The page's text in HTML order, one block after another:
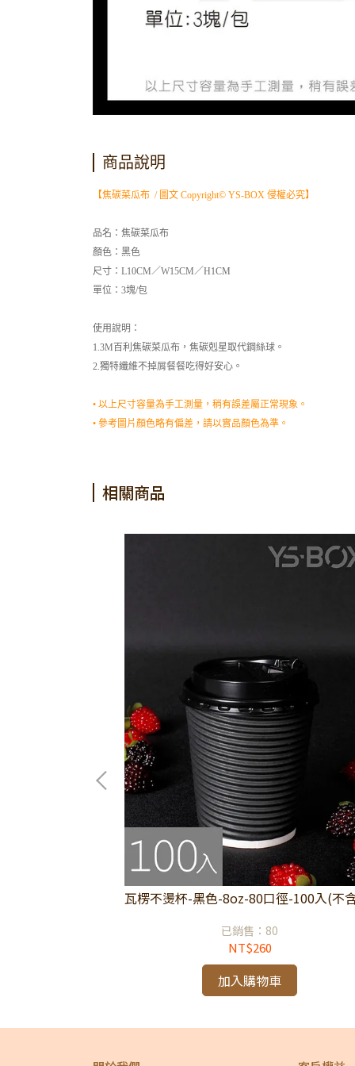
商品說明
【焦碳菜瓜布 / 圖文 Copyright© YS-BOX 侵權必究】
品名：焦碳菜瓜布
顏色：黑色
尺寸：L10CM／W15CM／H1CM
單位：3塊/包
使用說明：
1.3M百利焦碳菜瓜布，焦碳剋星取代鋼絲球。
2.獨特纖維不掉屑餐餐吃得好安心。
• 以上尺寸容量為手工測量，稍有誤差屬正常現象。
• 參考圖片顏色略有偏差，請以實品顏色為準。
相關商品
瓦楞不燙杯-黑色-8oz-80口徑-100入(不
已銷售：80
NT$260
加入購物車